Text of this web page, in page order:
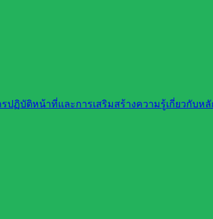
รปฏิบัติหน้าที่และการเสริมสร้างความรู้เกี่ยวกั